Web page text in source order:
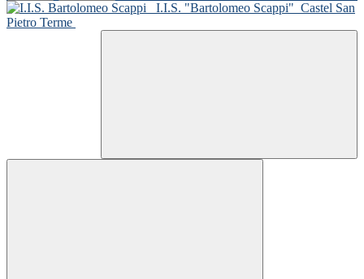
I.I.S. "Bartolomeo Scappi" Castel San
Pietro Terme